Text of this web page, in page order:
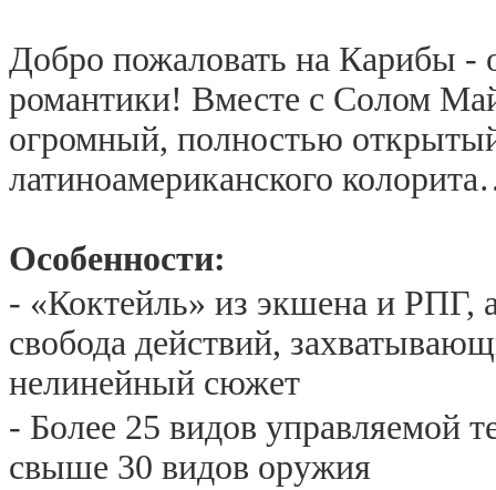
Добро пожаловать на Карибы -
романтики! Вместе с Солом
огромный, полностью
латиноамериканского
Особенности:
- «Коктейль» из экшена и РПГ,
свобода действий,
нелинейный сюжет
- Более 25 видов управляемой
свыше 30 видов оружия